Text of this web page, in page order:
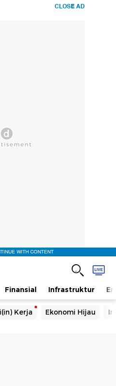
CLOSE AD
WITH CONTENT
Finansial Infrastruktur
Kerja Ekonomi Hijau